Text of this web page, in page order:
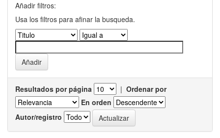
Añadir filtros:
Usa los filtros para afinar la busqueda.
Resultados por página | Ordenar por
En orden
Autor/registro